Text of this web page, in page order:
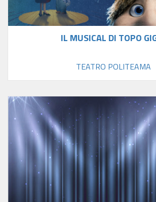
IL MUSICAL DI TOPO
TEATRO POLITEAMA